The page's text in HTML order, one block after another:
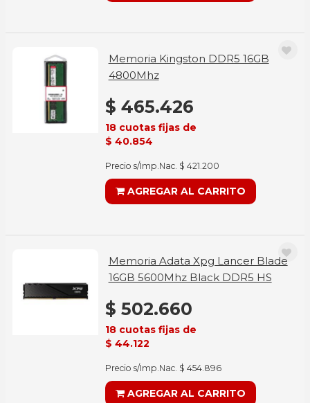
Memoria Kingston DDR5 16GB
4800Mhz
$ 465.426
18 cuotas fijas de
$ 40.854
Precio s/Imp.Nac. $ 421.200
AGREGAR AL CARRITO
Memoria Adata Xpg Lancer Blade
16GB 5600Mhz Black DDR5 HS
$ 502.660
18 cuotas fijas de
$ 44.122
Precio s/Imp.Nac. $ 454.896
AGREGAR AL CARRITO